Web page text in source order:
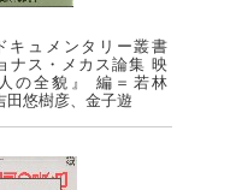
キュメンタリー叢書
ナス・メカス論集 映
の全貌』 編＝若林
田悠樹彦、金子遊